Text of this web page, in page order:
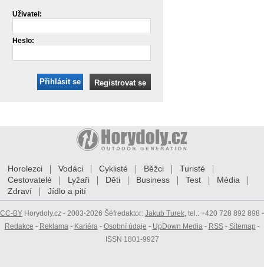
Uživatel:
Heslo:
Přihlásit se Registrovat se
Horolezci Vodáci Cyklisté Běžci
Turisté
Cestovatelé
Lyžaři Děti Business Test
Média
Zdraví
Jídlo a pití
CC-BY Horydoly.cz - 2003-2026 Šéfredaktor: Jakub Turek, tel.: +420 728 892 898 -
Redakce - Reklama- Kariéra- Osobní údaje - UpDown Media- RSS- Sitemap -
ISSN 1801-9927